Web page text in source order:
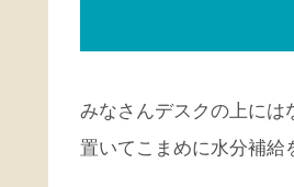
みなさんデスクの上には
置いてこまめに水分補給